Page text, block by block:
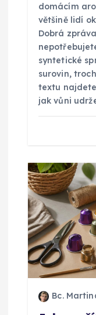
k
domácím
většině lidí
Dobrá
syntetické
surovin,
textu
jak vůni
Bc.